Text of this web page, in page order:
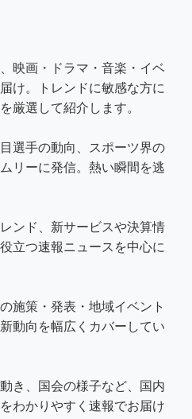
映画・ドラマ・音楽・イベ
け。トレンドに敏感な方に
厳選して紹介します。
選手の動向、スポーツ界の
リーに発信。熱い瞬間を逃
ンド、新サービスや決算情
立つ速報ニュースを中心に
施策・発表・地域イベント
動向を幅広くカバーしてい
き、国会の様子など、国内
わかりやすく速報でお届け